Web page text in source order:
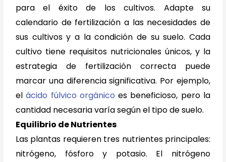
para el éxito de los cultivos. Adapte su
calendario de fertilización a las necesidades de
sus cultivos y a la condición de su suelo. Cada
cultivo tiene requisitos nutricionales únicos, y la
estrategia de fertilización correcta puede
marcar una diferencia significativa. Por ejemplo,
elácido fúlvico orgánico es beneficioso, pero la
cantidad necesaria varía según el tipo de suelo.
Equilibrio de Nutrientes
Las plantas requieren tres nutrientes principales:
nitrógeno, fósforo y potasio. El nitrógeno